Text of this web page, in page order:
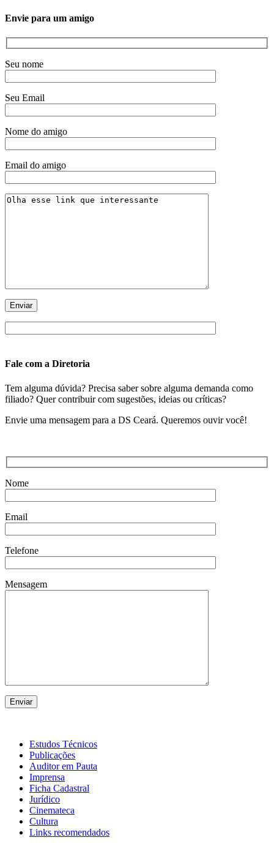
Envie para um amigo
Seu nome
Seu Email
Nome do amigo
Email do amigo
Fale com a Diretoria
Tem alguma dúvida? Precisa saber sobre alguma demanda como
filiado? Quer contribuir com sugestões, ideias ou críticas?
Envie uma mensagem para a DS Ceará. Queremos ouvir você!
Nome
Email
Telefone
Mensagem
Estudos Técnicos
Publicações
Auditor em Pauta
Imprensa
Ficha Cadastral
Jurídico
Cinemateca
Cultura
Links recomendados